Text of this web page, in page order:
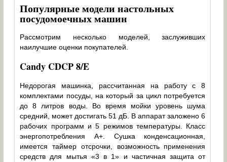
Популярные модели настольных
посудомоечных машин
Рассмотрим несколько моделей, заслуживших
наилучшие оценки покупателей.
Candy CDCP 8/E
Недорогая машинка, рассчитанная на работу с 8
комплектами посуды, на который за цикл потребуется
до 8 литров воды. Во время мойки уровень шума
средний, может достигать 51 дБ. В аппарат заложено 6
рабочих программ и 5 режимов температуры. Класс
энергопотребления A+. Сушка конденсационная,
имеется таймер отсрочки, возможность применения
средств для мытья «3 в 1» и частичная защита от